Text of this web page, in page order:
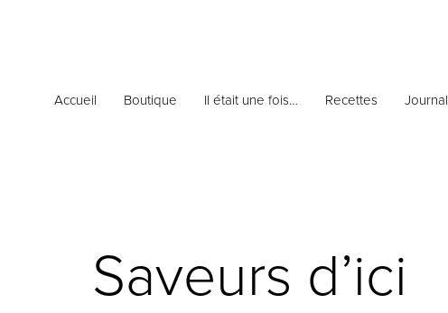
Accueil Boutique Il était une fois… Recettes Journal
Saveurs d’ici